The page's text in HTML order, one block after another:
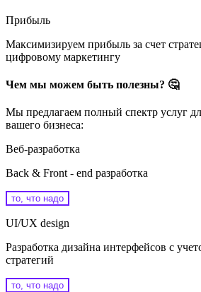
Прибыль
Максимизируем прибыль за счет
цифровому маркетингу
Чем мы можем быть полезны? 🤔
Мы предлагаем полный спектр услуг
вашего бизнеса:
Веб-разработка
Back & Front - end разработка
то, что надо
UI/UX design
Разработка дизайна интерфейсов с
стратегий
то, что надо